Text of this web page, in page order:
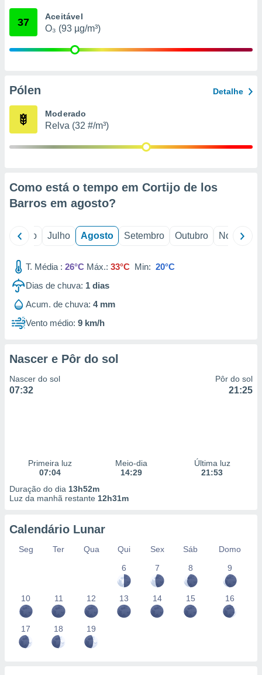
através
estudos
1199
37 Aceitável
O₃ (93 µg/m³)
Pólen Detalhe
Moderado
Relva (32 #/m³)
Como está o tempo em Cortijo de los
Barros em agosto?
Junho Julho Agosto Setembro Outubro Novembro
T. Média : 26°C Máx.: 33°C Min: 20°C
Dias de chuva: 1 dias
Acum. de chuva: 4 mm
Vento médio: 9 km/h
Nascer e Pôr do sol
Nascer do sol
07:32
Pôr do sol
21:25
Primeira luz
07:04
Meio-dia
14:29
Última luz
21:53
Duração do dia 13h52m
Luz da manhã restante 12h31m
Calendário Lunar
Seg Ter Qua Qui Sex Sáb
Domo
6
7 8 9
10 11 12 13 14 15 16
17 18 19